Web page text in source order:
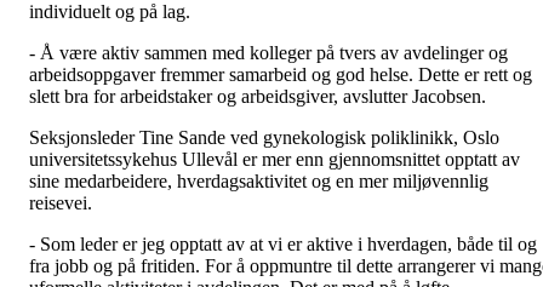
individuelt og på lag.
- Å være aktiv sammen med kolleger på tvers av avdelinger og
arbeidsoppgaver fremmer samarbeid og god helse. Dette er rett og
slett bra for arbeidstaker og arbeidsgiver, avslutter Jacobsen.
Seksjonsleder Tine Sande ved gynekologisk poliklinikk, Oslo
universitetssykehus Ullevål er mer enn gjennomsnittet opptatt av
sine medarbeidere, hverdagsaktivitet og en mer miljøvennlig
reisevei.
- Som leder er jeg opptatt av at vi er aktive i hverdagen, både til og
fra jobb og på fritiden. For å oppmuntre til dette arrangerer vi